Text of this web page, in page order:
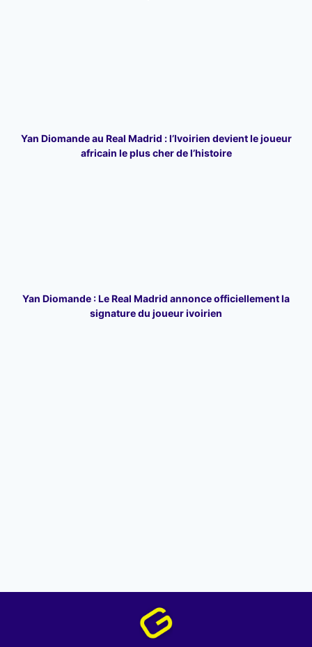
Yan Diomande au Real Madrid : l’Ivoirien devient le joueur
africain le plus cher de l’histoire
Yan Diomande : Le Real Madrid annonce officiellement la
signature du joueur ivoirien